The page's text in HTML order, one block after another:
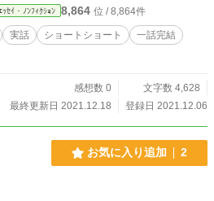
ｯｾｲ・ﾉﾝﾌｨｸｼｮﾝ 8,864 位 / 8,864件
実話 ショートショート
一話完結
感想数 0
文字数 4,628
最終更新日 2021.12.18
登録日 2021.12.06
お気に入り追加 2